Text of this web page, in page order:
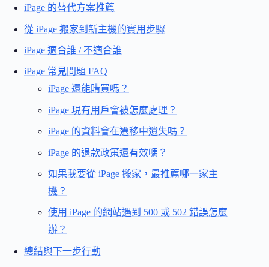
iPage 的替代方案推薦
從 iPage 搬家到新主機的實用步驟
iPage 適合誰 / 不適合誰
iPage 常見問題 FAQ
iPage 還能購買嗎？
iPage 現有用戶會被怎麼處理？
iPage 的資料會在遷移中遺失嗎？
iPage 的退款政策還有效嗎？
如果我要從 iPage 搬家，最推薦哪一家主
機？
使用 iPage 的網站遇到 500 或 502 錯誤怎麼
辦？
總結與下一步行動